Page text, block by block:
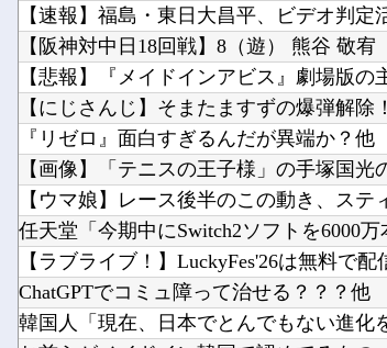
【速報】福島・東日大昌平、ビデオ判
【阪神対中日18回戦】8（遊） 熊谷 敬
【悲報】『メイドインアビス』劇場版の
【にじさんじ】そまたますずの爆弾解
『リゼロ』面白すぎるんだが異端か？他
【画像】「テニスの王子様」の手塚国
【ウマ娘】レース後半のこの動き、ス
任天堂「今期中にSwitch2ソフトを6000
【ラブライブ！】LuckyFes'26は無料で
ChatGPTでコミュ障って治せる？？？他
韓国人「現在、日本でとんでもない進化